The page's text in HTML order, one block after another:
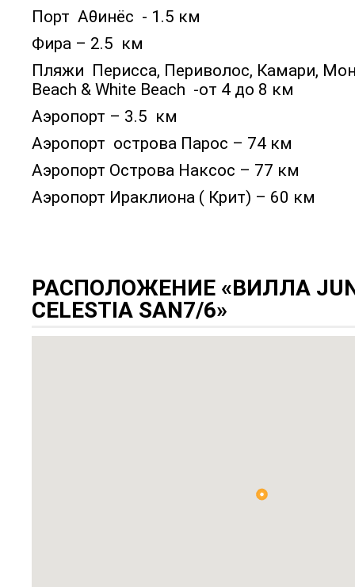
Порт Аθинёс - 1.5 км
Фира – 2.5 км
Пляжи Перисса, Периволос, Камари,
Beach & White Beach -от 4 до 8 км
Аэропорт – 3.5 км
Аэропорт острова Парос – 74 км
Аэропорт Острова Наксос – 77 км
Аэропорт Ираклиона ( Крит) – 60 км
РАСПОЛОЖЕНИЕ «ВИЛЛА
CELESTIA SAN7/6»